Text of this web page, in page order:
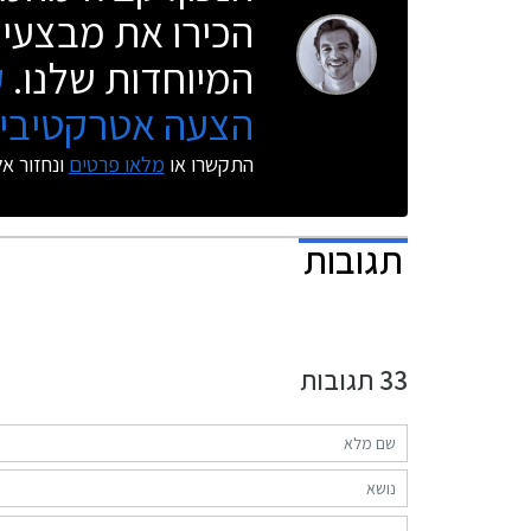
הכירו את
המיוחדות שלנו.
הצעה
התקשרו או מלאו פרטים ונחזור
תגובות
33 תגובות